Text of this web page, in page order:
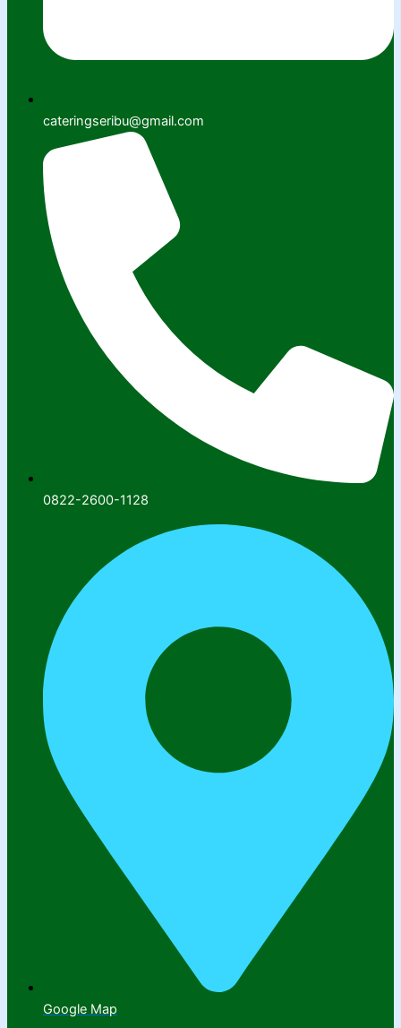
cateringseribu@gmail.com
0822-2600-1128
Google Map